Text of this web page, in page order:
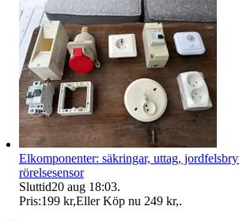
Elkomponenter: säkringar, uttag,
rörelsesensor
Sluttid20 aug 18:03.
Pris:199 kr,Eller Köp nu 249 kr,.